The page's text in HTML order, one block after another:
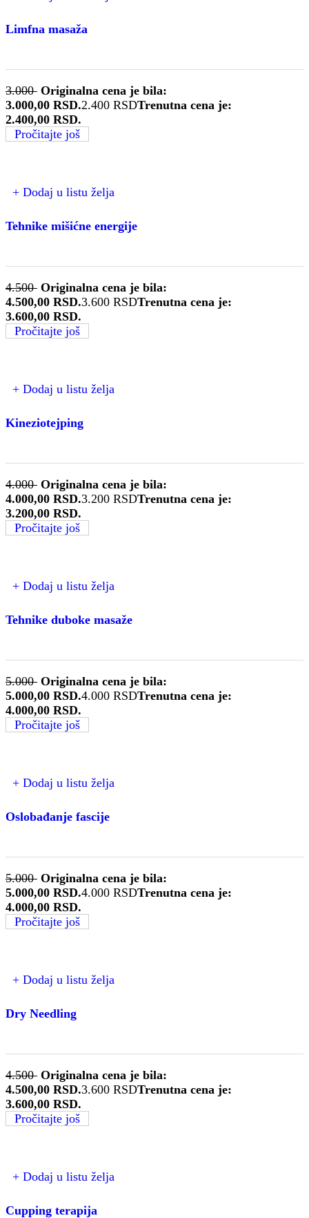
Limfna masaža
3.000 Originalna cena je bila:
3.000,00 RSD.2.400 RSDTrenutna cena je:
2.400,00 RSD.
Pročitajte još
+ Dodaj u listu želja
Tehnike mišićne energije
4.500 Originalna cena je bila:
4.500,00 RSD.3.600 RSDTrenutna cena je:
3.600,00 RSD.
Pročitajte još
+ Dodaj u listu želja
Kineziotejping
4.000 Originalna cena je bila:
4.000,00 RSD.3.200 RSDTrenutna cena je:
3.200,00 RSD.
Pročitajte još
+ Dodaj u listu želja
Tehnike duboke masaže
5.000 Originalna cena je bila:
5.000,00 RSD.4.000 RSDTrenutna cena je:
4.000,00 RSD.
Pročitajte još
+ Dodaj u listu želja
Oslobađanje fascije
5.000 Originalna cena je bila:
5.000,00 RSD.4.000 RSDTrenutna cena je:
4.000,00 RSD.
Pročitajte još
+ Dodaj u listu želja
Dry Needling
4.500 Originalna cena je bila:
4.500,00 RSD.3.600 RSDTrenutna cena je:
3.600,00 RSD.
Pročitajte još
+ Dodaj u listu želja
Cupping terapija